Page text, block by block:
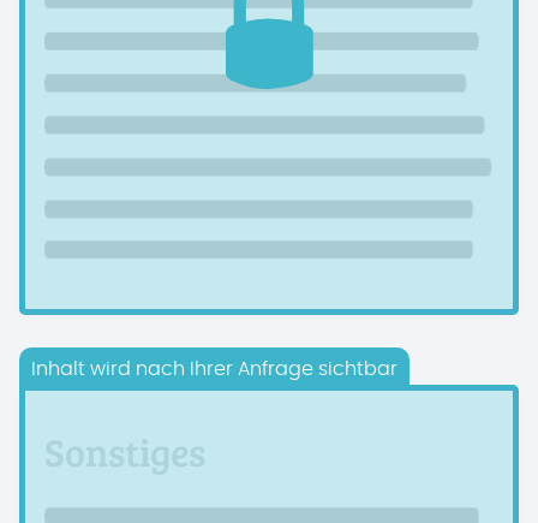
Inhalt wird nach Ihrer Anfrage sichtbar
Sonstiges